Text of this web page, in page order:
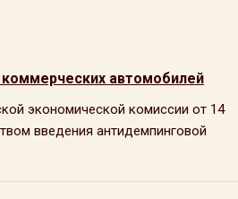
автомобилей
экономической комиссии от 14
введения антидемпинговой